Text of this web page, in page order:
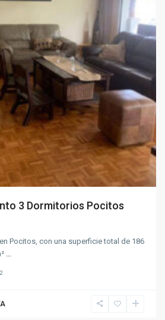
3 Dormitorios Pocitos
Pocitos, con una superficie total de 186
...
2